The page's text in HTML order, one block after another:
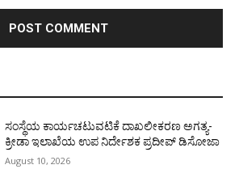
ಸಂಸ್ಥೆಯ ಕಾರ್ಯಚಟುವಟಿಕೆ ದಾಖಲೀಕರಣ ಅಗತ್ಯ-
ಕ್ರೀಡಾ ಇಲಾಖೆಯ ಉಪ ನಿರ್ದೇಶಕ ಪ್ರದೀಪ್ ಡಿಸೋಜಾ
August 10, 2026